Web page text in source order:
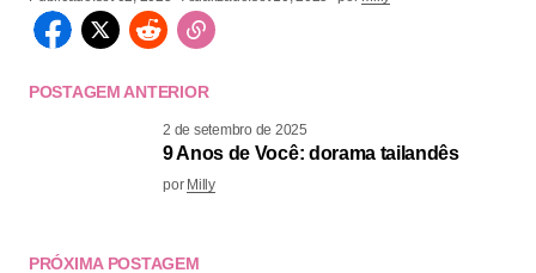
POSTAGEM ANTERIOR
2 de setembro de 2025
9 Anos de Você: dorama tailandês
por Milly
PRÓXIMA POSTAGEM